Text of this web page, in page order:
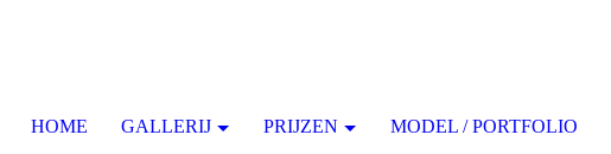
HOME GALLERIJ PRIJZEN MODEL / PORTFOLIO